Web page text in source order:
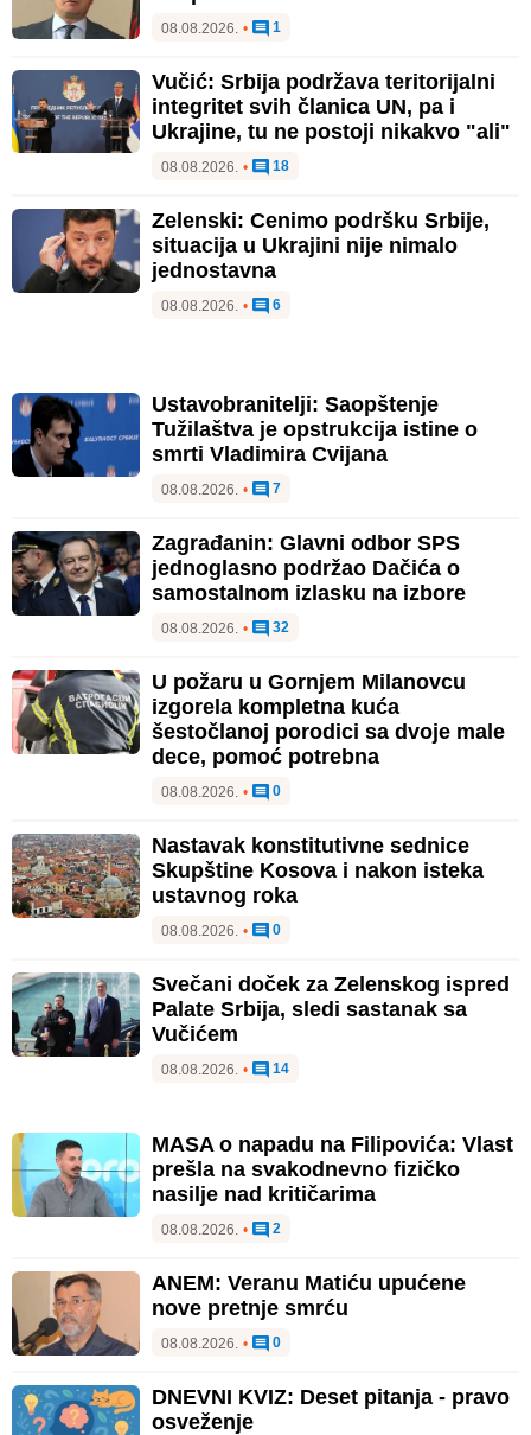
08.08.2026. • 1
Vučić: Srbija podržava teritorijalni
integritet svih članica UN, pa i
Ukrajine, tu ne postoji nikakvo "ali"
08.08.2026. • 18
Zelenski: Cenimo podršku Srbije,
situacija u Ukrajini nije nimalo
jednostavna
08.08.2026. • 6
Ustavobranitelji: Saopštenje
Tužilaštva je opstrukcija istine o
smrti Vladimira Cvijana
08.08.2026. • 7
Zagrađanin: Glavni odbor SPS
jednoglasno podržao Dačića o
samostalnom izlasku na izbore
08.08.2026. • 32
U požaru u Gornjem Milanovcu
izgorela kompletna kuća
šestočlanoj porodici sa dvoje male
dece, pomoć potrebna
08.08.2026. • 0
Nastavak konstitutivne sednice
Skupštine Kosova i nakon isteka
ustavnog roka
08.08.2026. • 0
Svečani doček za Zelenskog ispred
Palate Srbija, sledi sastanak sa
Vučićem
08.08.2026. • 14
MASA o napadu na Filipovića: Vlast
prešla na svakodnevno fizičko
nasilje nad kritičarima
08.08.2026. • 2
ANEM: Veranu Matiću upućene
nove pretnje smrću
08.08.2026. • 0
DNEVNI KVIZ: Deset pitanja - pravo
osveženje